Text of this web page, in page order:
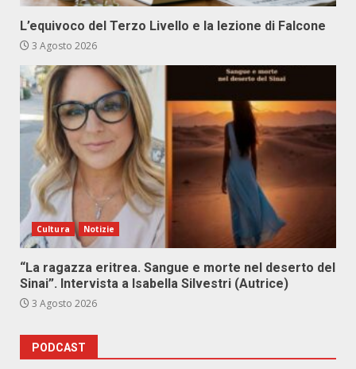
L’equivoco del Terzo Livello e la lezione di Falcone
3 Agosto 2026
Cultura Notizie
“La ragazza eritrea. Sangue e morte nel deserto del
Sinai”. Intervista a Isabella Silvestri (Autrice)
3 Agosto 2026
PODCAST